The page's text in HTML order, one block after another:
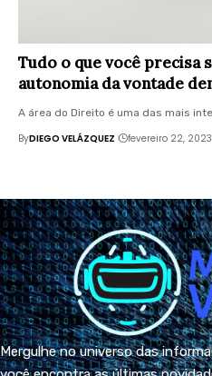
Tudo o que você precisa
autonomia da vontade
A área do Direito é uma das mais
ByDIEGO VELÁZQUEZ fevereiro 22, 2023
Mergulhe no universo das